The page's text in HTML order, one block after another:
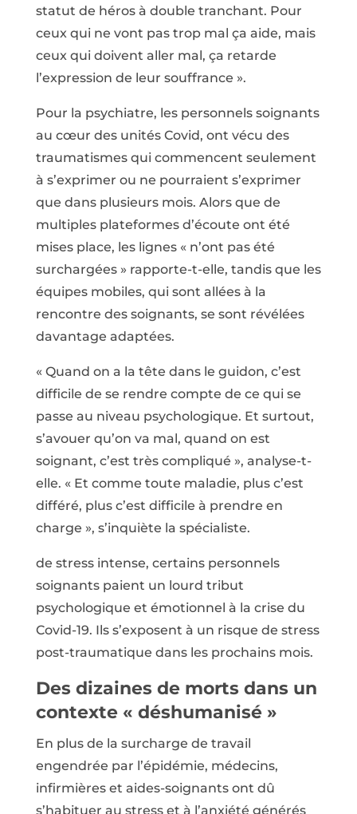
statut de héros à double tranchant. Pour
ceux qui ne vont pas trop mal ça aide, mais
ceux qui doivent aller mal, ça retarde
l’expression de leur souffrance ».
Pour la psychiatre, les personnels soignants
au cœur des unités Covid, ont vécu des
traumatismes qui commencent seulement
à s’exprimer ou ne pourraient s’exprimer
que dans plusieurs mois. Alors que de
multiples plateformes d’écoute ont été
mises place, les lignes « n’ont pas été
surchargées » rapporte-t-elle, tandis que les
équipes mobiles, qui sont allées à la
rencontre des soignants, se sont révélées
davantage adaptées.
« Quand on a la tête dans le guidon, c’est
difficile de se rendre compte de ce qui se
passe au niveau psychologique. Et surtout,
s’avouer qu’on va mal, quand on est
soignant, c’est très compliqué », analyse-t-
elle. « Et comme toute maladie, plus c’est
différé, plus c’est difficile à prendre en
charge », s’inquiète la spécialiste.
de stress intense, certains personnels
soignants paient un lourd tribut
psychologique et émotionnel à la crise du
Covid-19. Ils s’exposent à un risque de stress
post-traumatique dans les prochains mois.
Des dizaines de morts dans un
contexte « déshumanisé »
En plus de la surcharge de travail
engendrée par l’épidémie, médecins,
infirmières et aides-soignants ont dû
s’habituer au stress et à l’anxiété générés